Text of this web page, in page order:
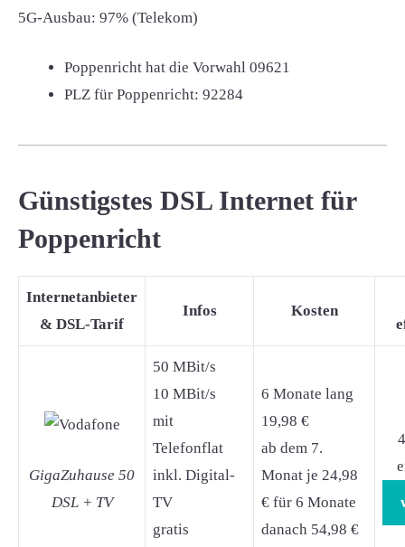
5G-Ausbau: 97% (Telekom)
Poppenricht hat die Vorwahl 09621
PLZ für Poppenricht: 92284
Günstigstes DSL Internet für
Poppenricht
Internetanbieter
& DSL-Tarif
Infos Kosten
GigaZuhause 50
DSL + TV
50 MBit/s
10 MBit/s
mit
Telefonflat
inkl. Digital-
TV
gratis
6 Monate lang
19,98 €
ab dem 7.
Monat je 24,98
€ für 6 Monate
danach 54,98 €